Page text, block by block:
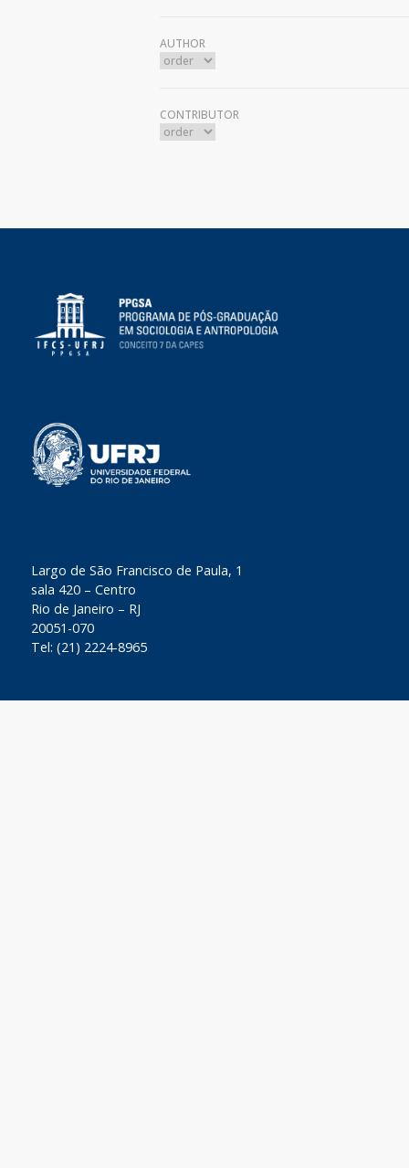
AUTHOR
CONTRIBUTOR
​Largo de São Francisco de Paula, 1
sala 420 – Centro
Rio de Janeiro – RJ
20051-070
Tel: (21) 2224-8965